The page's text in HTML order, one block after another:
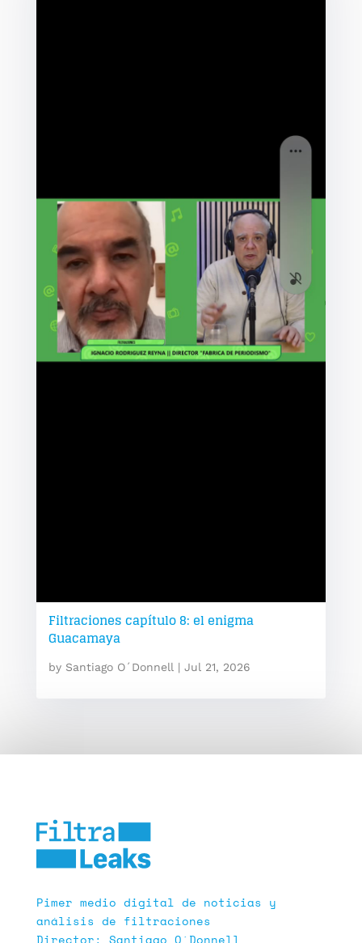
Filtraciones capítulo 8: el enigma
Guacamaya
by Santiago O´Donnell| Jul 21, 2026
Pimer medio digital de noticias y
análisis de filtraciones
Director: Santiago O´Donnell